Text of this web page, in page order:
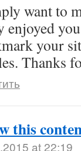
want to
enjoyed
your
Thanks
this
at 22:19